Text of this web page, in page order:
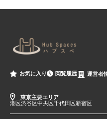
お気に入り 閲覧履歴 運営者
東京主要エリア
港区渋谷区中央区千代田区新宿区